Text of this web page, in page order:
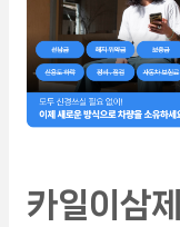
카일이삼